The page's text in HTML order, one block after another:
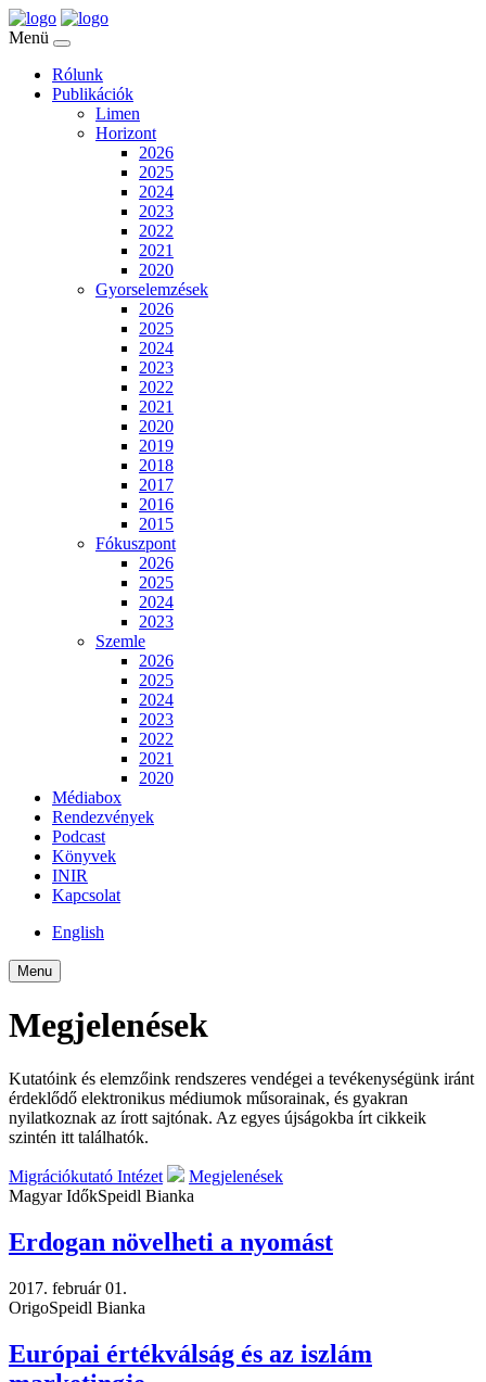
Menü
Rólunk
Publikációk
Limen
Horizont
2026
2025
2024
2023
2022
2021
2020
Gyorselemzések
2026
2025
2024
2023
2022
2021
2020
2019
2018
2017
2016
2015
Fókuszpont
2026
2025
2024
2023
Szemle
2026
2025
2024
2023
2022
2021
2020
Médiabox
Rendezvények
Podcast
Könyvek
INIR
Kapcsolat
English
Menu
Megjelenések
Kutatóink és elemzőink rendszeres vendégei a tevékenységünk iránt
érdeklődő elektronikus médiumok műsorainak, és gyakran
nyilatkoznak az írott sajtónak. Az egyes újságokba írt cikkeik
szintén itt találhatók.
Migrációkutató Intézet
Megjelenések
Magyar IdőkSpeidl Bianka
Erdogan növelheti a nyomást
2017. február 01.
OrigoSpeidl Bianka
Európai értékválság és az iszlám